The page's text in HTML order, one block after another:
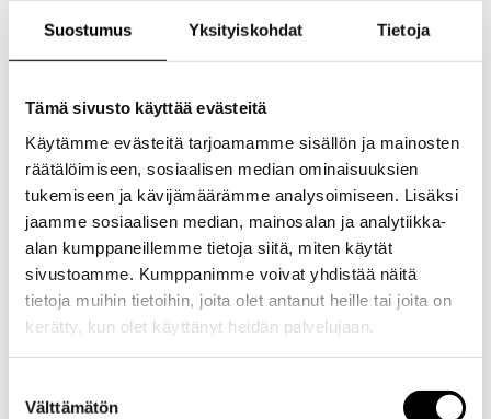
Suostumus Yksityiskohdat Tietoja
Tämä sivusto käyttää evästeitä
Käytämme evästeitä tarjoamamme sisällön ja mainosten
räätälöimiseen, sosiaalisen median ominaisuuksien
tukemiseen ja kävijämäärämme analysoimiseen. Lisäksi
jaamme sosiaalisen median, mainosalan ja analytiikka-
alan kumppaneillemme tietoja siitä, miten käytät
sivustoamme. Kumppanimme voivat yhdistää näitä
tietoja muihin tietoihin, joita olet antanut heille tai joita on
kerätty, kun olet käyttänyt heidän palvelujaan.
valinta
Välttämätön